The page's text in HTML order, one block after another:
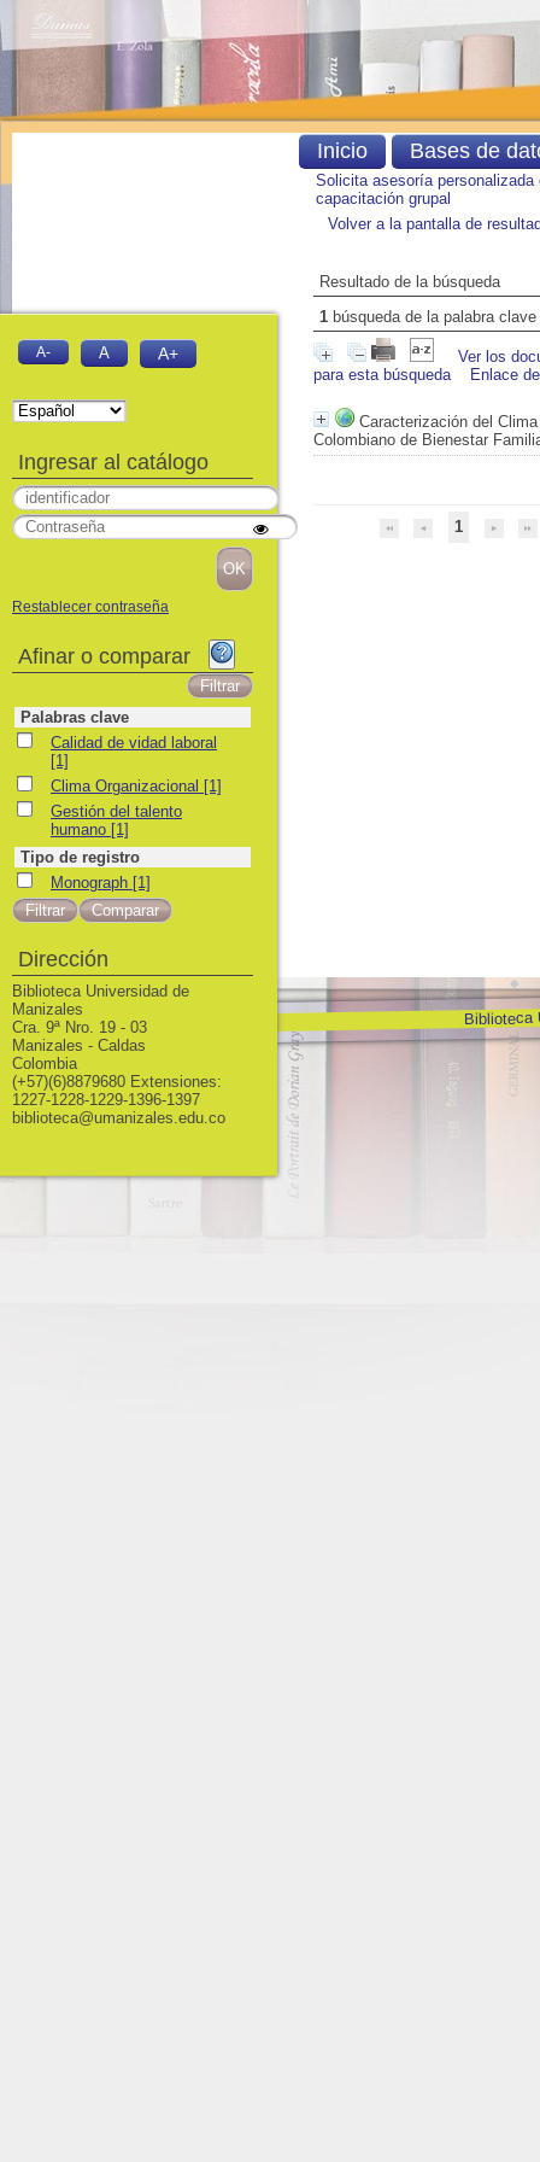
Solicita asesoría personalizada
capacitación grupal
Volver a la pantalla de
Resultado de la búsqueda
1 búsqueda de la palabra clave
Ver los
para esta búsqueda
Enlace
Caracterización del
Colombiano de Bienestar
1
Biblioteca
Inicio Bases de
A- A A+
Ingresar al catálogo
Restablecer contraseña
Afinar o comparar
Palabras clave
Calidad de vidad laboral
Calidad de vidad laboral
[1]
Clima Organizacional
Clima Organizacional [1]
Gestión del talento humano
Gestión del talento
humano [1]
Tipo de registro
Monograph
Monograph [1]
Dirección
Biblioteca Universidad de
Manizales
Cra. 9ª Nro. 19 - 03
Manizales - Caldas
Colombia
(+57)(6)8879680 Extensiones:
1227-1228-1229-1396-1397
biblioteca@umanizales.edu.co